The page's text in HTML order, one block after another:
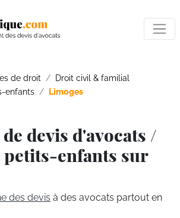
de droit
Droit civil & familial
enfants
Limoges
devis d'avocats /
petits-enfants sur
des devis à des avocats partout en